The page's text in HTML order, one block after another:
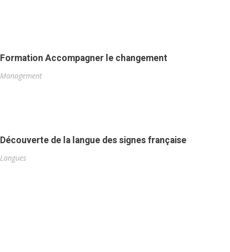
Formation Accompagner le changement
Management
Découverte de la langue des signes française
Langues